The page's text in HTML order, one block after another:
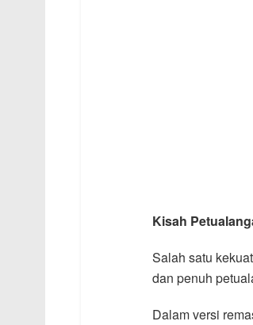
Kisah
Salah satu
dan penuh
Dalam versi